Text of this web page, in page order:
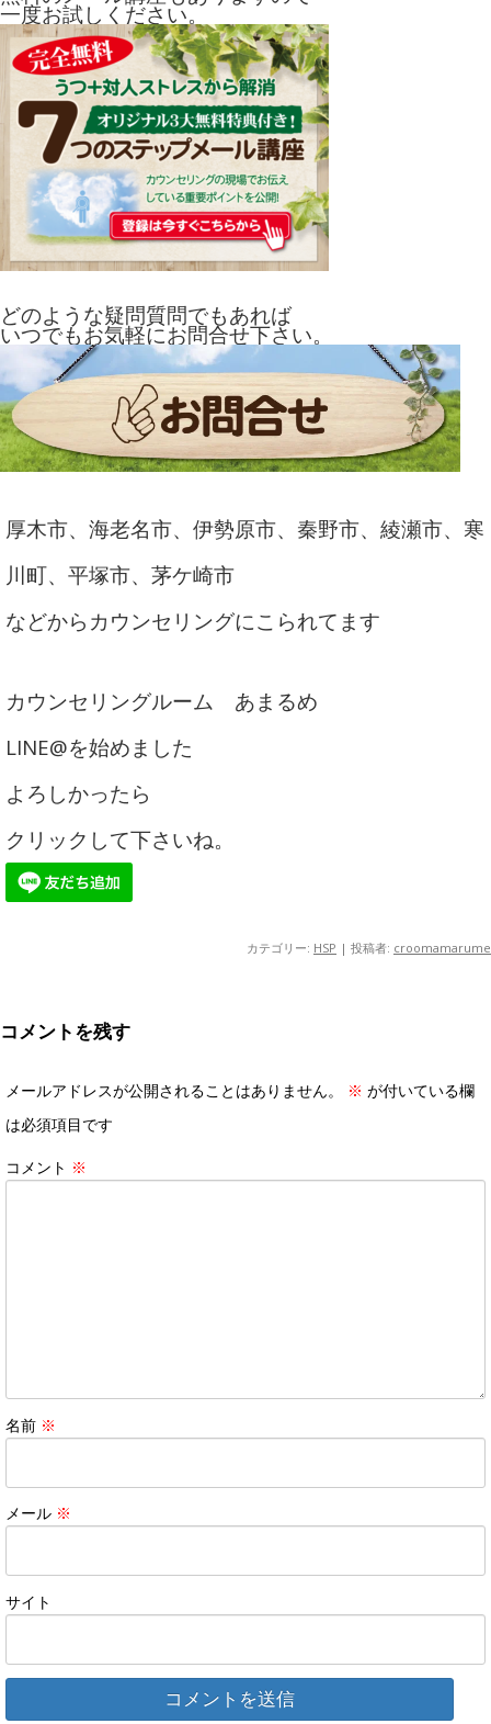
一度お試しください。
どのような疑問質問でもあれば
いつでもお気軽にお問合せ下さい。
厚木市、海老名市、伊勢原市、秦野市、綾瀬市、寒
川町、平塚市、茅ケ崎市
などからカウンセリングにこられてます
カウンセリングルーム あまるめ
LINE@を始めました
よろしかったら
クリックして下さいね。
カテゴリー: HSP | 投稿者: croomamarume
コメントを残す
メールアドレスが公開されることはありません。 ※ が付いている欄
は必須項目です
コメント ※
名前 ※
メール ※
サイト